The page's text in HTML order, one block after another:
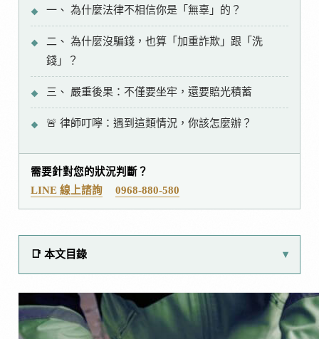
一、 為什麼法律不相信你是「無辜」的？
二、 為什麼沒騙錢，也算「加重詐欺」跟「洗
錢」？
三、 嚴重後果：不僅要坐牢，還要賠光積蓄
🚨 律師叮嚀：遇到這類情況，你該怎麼辦？
需要針對您的狀況判斷？
LINE 線上諮詢
0968-880-580
📑 本文目錄